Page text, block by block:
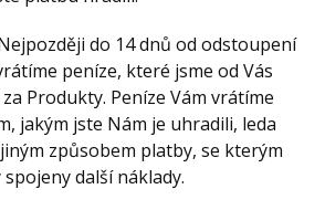
do 14 dnů od odstoupení
peníze, které jsme od Vás
Produkty. Peníze Vám vrátíme
jakým jste Nám je uhradili, leda
způsobem platby, se kterým
další náklady.